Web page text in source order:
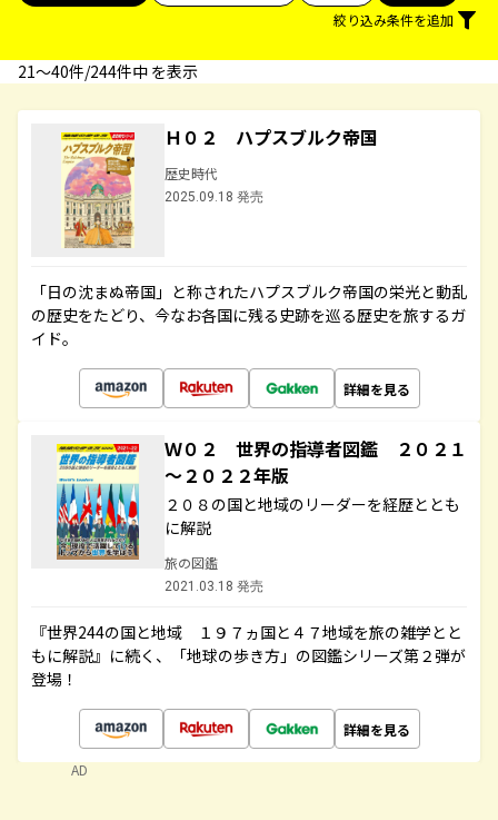
絞り込み条件を追加
21〜40件/244件中 を表示
Ｈ０２ ハプスブルク帝国
歴史時代
2025.09.18 発売
「日の沈まぬ帝国」と称されたハプスブルク帝国の栄光と動乱
の歴史をたどり、今なお各国に残る史跡を巡る歴史を旅するガ
イド。
詳細を見る
Ｗ０２ 世界の指導者図鑑 ２０２１
～２０２２年版
２０８の国と地域のリーダーを経歴ととも
に解説
旅の図鑑
2021.03.18 発売
『世界244の国と地域 １９７ヵ国と４７地域を旅の雑学とと
もに解説』に続く、「地球の歩き方」の図鑑シリーズ第２弾が
登場！
詳細を見る
AD